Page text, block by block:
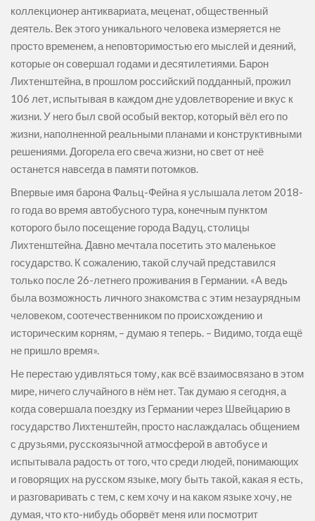
коллекционер антиквариата, меценат, общественный
деятель. Век этого уникального человека измеряется не
просто временем, а неповторимостью его мыслей и деяний,
которые он совершал годами и десятилетиями. Барон
Лихтенштейна, в прошлом российский подданный, прожил
106 лет, испытывая в каждом дне удовлетворение и вкус к
жизни. У него был свой особый вектор, который вёл его по
жизни, наполненной реальными планами и конструктивными
решениями. Догорела его свеча жизни, но свет от неё
останется навсегда в памяти потомков.
Впервые имя барона Фальц-Фейна я услышала летом 2018-
го года во время автобусного тура, конечным пунктом
которого было посещение города Вадуц, столицы
Лихтенштейна. Давно мечтала посетить это маленькое
государство. К сожалению, такой случай представился
только после 26-летнего проживания в Германии. «А ведь
была возможность личного знакомства с этим незаурядным
человеком, соотечественником по происхождению и
историческим корням, – думаю я теперь. – Видимо, тогда ещё
не пришло время».
Не перестаю удивляться тому, как всё взаимосвязано в этом
мире, ничего случайного в нём нет. Так думаю я сегодня, а
когда совершала поездку из Германии через Швейцарию в
государство Лихтенштейн, просто наслаждалась общением
с друзьями, русскоязычной атмосферой в автобусе и
испытывала радость от того, что среди людей, понимающих
и говорящих на русском языке, могу быть такой, какая я есть,
и разговаривать с тем, с кем хочу и на каком языке хочу, не
думая, что кто-нибудь оборвёт меня или посмотрит